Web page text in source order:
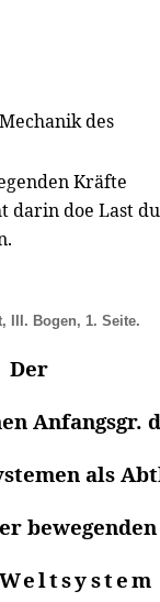
des
Kräfte
darin doe Last
III. Bogen, 1. Seite.
Der
als
Weltsystem